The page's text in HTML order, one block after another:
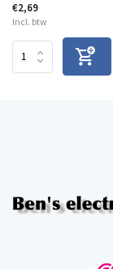
€2,69
Incl. btw